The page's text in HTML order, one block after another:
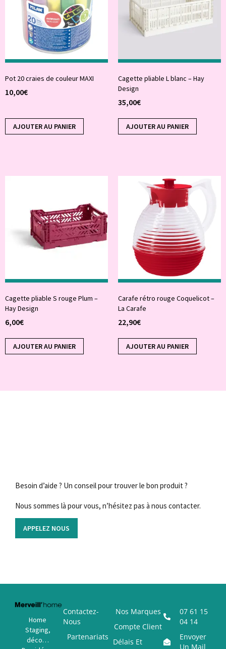
Pot 20 craies de couleur MAXI
10,00€
AJOUTER AU PANIER
Cagette pliable L blanc – Hay
Design
35,00€
AJOUTER AU PANIER
Cagette pliable S rouge Plum –
Hay Design
6,00€
AJOUTER AU PANIER
Carafe rétro rouge Coquelicot –
La Carafe
22,90€
AJOUTER AU PANIER
Besoin d’aide ? Un conseil pour trouver le bon produit ?
Nous sommes là pour vous, n’hésitez pas à nous contacter.
APPELEZ NOUS
Home
Staging,
déco…
Contactez-
Nous
Partenariats
Nos Marques
Compte Client
Délais Et
07 61 15
04 14
Envoyer
Un Mail